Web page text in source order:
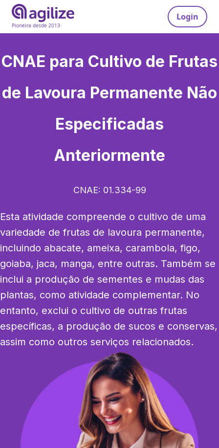
Pioneira desde 2013
Login
CNAE para Cultivo de Frutas
de Lavoura Permanente Não
Especificadas
Anteriormente
CNAE: 01.334-99
Esta atividade compreende o cultivo de uma
variedade de frutas de lavoura permanente,
incluindo abacate, ameixa, carambola, figo,
goiaba, jaca, manga, entre outras. Também se
inclui a produção de sementes e mudas das
plantas, como atividade complementar. No
entanto, exclui o cultivo de outras frutas
específicas, a produção de sucos e conservas,
assim como outros serviços relacionados.